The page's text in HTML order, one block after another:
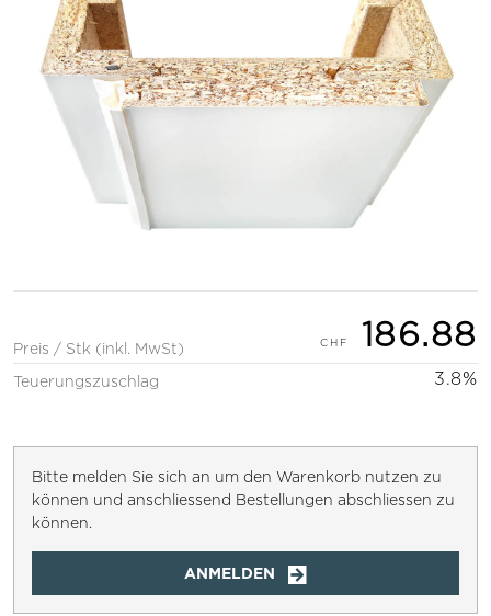
Preis / Stk (inkl. MwSt) 186.88
Teuerungszuschlag 3.8%
Bitte melden Sie sich an um den Warenkorb nutzen zu
können und anschliessend Bestellungen abschliessen zu
können.
ANMELDEN